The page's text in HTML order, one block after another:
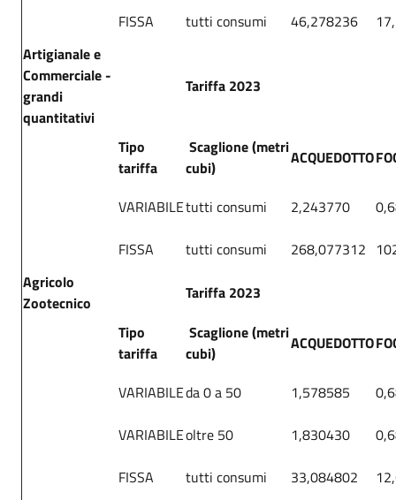
FISSA
tutti consumi 46,278236
Artigianale e
Commerciale -
grandi
quantitativi
Tariffa 2023
Tipo
tariffa
Scaglione (metri
cubi)
ACQUEDOTTO
VARIABILEtutti consumi 2,243770
FISSA
tutti consumi 268,077312
Agricolo
Zootecnico
Tariffa 2023
Tipo
tariffa
Scaglione (metri
cubi)
ACQUEDOTTO
VARIABILEda 0 a 50 1,578585
VARIABILEoltre 50 1,830430
FISSA
tutti consumi 33,084802